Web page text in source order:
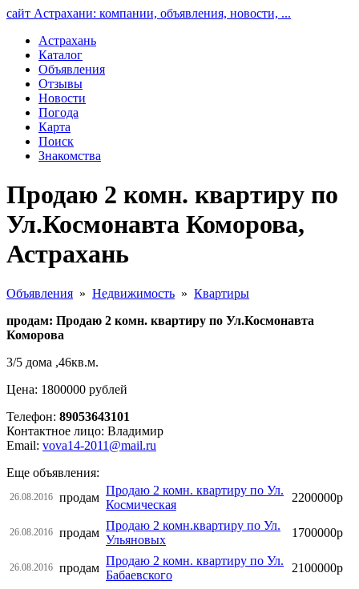
сайт Астрахани: компании, объявления, новости, ...
Астрахань
Каталог
Объявления
Отзывы
Новости
Погода
Карта
Поиск
Знакомства
Продаю 2 комн. квартиру по
Ул.Космонавта Коморова,
Астрахань
Объявления » Недвижимость » Квартиры
продам: Продаю 2 комн. квартиру по Ул.Космонавта
Коморова
3/5 дома ,46кв.м.
Цена: 1800000 рублей
Телефон: 89053643101
Контактное лицо: Владимир
Email: vova14-2011@mail.ru
Еще объявления:
26.08.2016 продам
Продаю 2 комн. квартиру по Ул.
Космическая
2200000р
26.08.2016 продам
Продаю 2 комн.квартиру по Ул.
Ульяновых
1700000р
26.08.2016 продам
Продаю 2 комн. квартиру по Ул.
Бабаевского
2100000р